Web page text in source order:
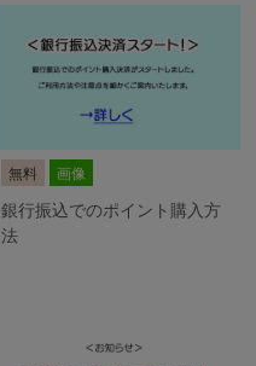
無料 画像
銀行振込でのポイント購入方
法